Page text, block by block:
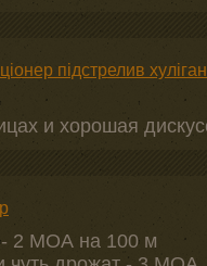
підстрелив
и хорошая
- 2 МОА на 100 м